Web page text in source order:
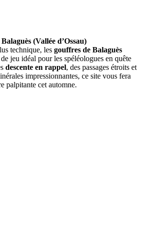
(Vallée d’Ossau)
technique, les gouffres de Balaguès
jeu idéal pour les spéléologues en quête
descente en rappel, des passages étroits et
impressionnantes, ce site vous fera
palpitante cet automne.